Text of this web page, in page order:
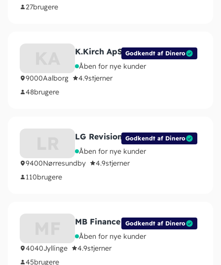
27brugere
Godkendt af Dinero
K.Kirch ApS
Åben for nye kunder
9000Aalborg 4.9stjerner
48brugere
Godkendt af Dinero
LG Revision I/S
Åben for nye kunder
9400Nørresundby 4.9stjerner
110brugere
Godkendt af Dinero
MB Finance
Åben for nye kunder
4040Jyllinge 4.9stjerner
45brugere